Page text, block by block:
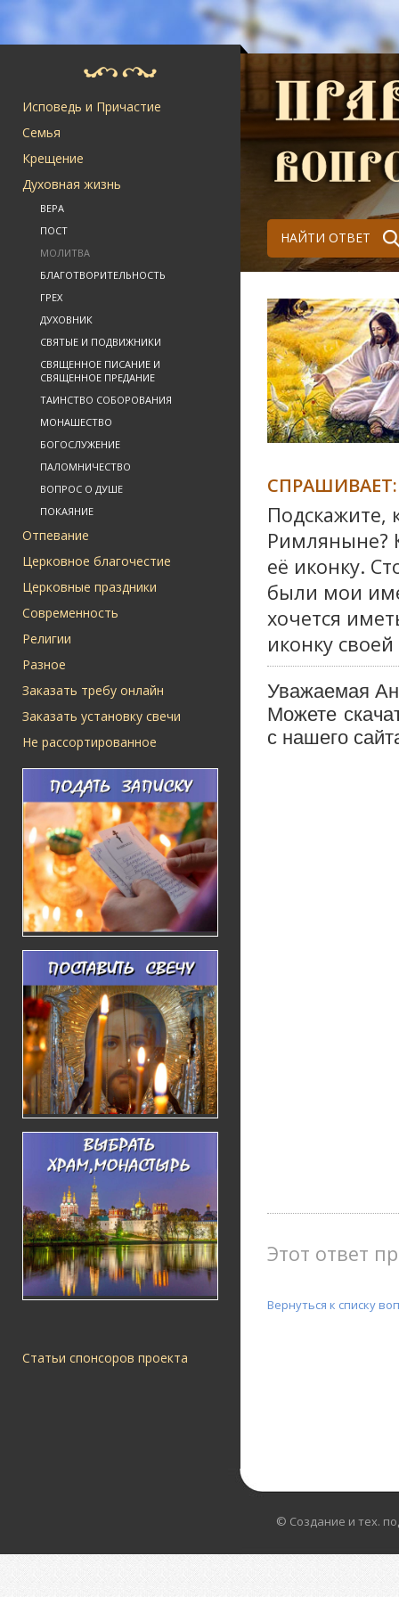
Исповедь и Причастие
Семья
Крещение
Духовная жизнь
ВЕРА
ПОСТ
МОЛИТВА
БЛАГОТВОРИТЕЛЬНОСТЬ
ГРЕХ
ДУХОВНИК
СВЯТЫЕ И ПОДВИЖНИКИ
СВЯЩЕННОЕ ПИСАНИЕ И
СВЯЩЕННОЕ ПРЕДАНИЕ
ТАИНСТВО СОБОРОВАНИЯ
МОНАШЕСТВО
БОГОСЛУЖЕНИЕ
ПАЛОМНИЧЕСТВО
ВОПРОС О ДУШЕ
ПОКАЯНИЕ
Отпевание
Церковное благочестие
Церковные праздники
Современность
Религии
Разное
Заказать требу онлайн
Заказать установку свечи
Не рассортированное
Статьи спонсоров проекта
НАЙТИ ОТВЕТ
СПРАШИВАЕТ:
Подскажите,
Римляныне?
её иконку.
были мои
хочется
иконку
Уважаемая
Можете
с нашего
Этот ответ
Вернуться к списку
© Создание и тех.